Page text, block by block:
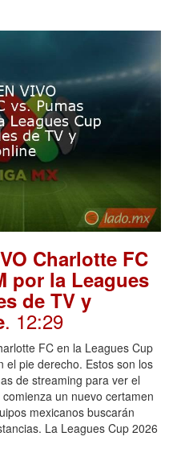
Charlotte FC
por la Leagues
de TV y
. 12:29
FC en la Leagues Cup
el pie derecho. Estos son los
de streaming para ver el
un nuevo certamen
mexicanos buscarán
La Leagues Cup 2026